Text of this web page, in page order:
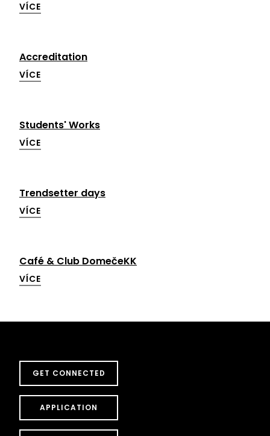
VÍCE
Accreditation
VÍCE
Students' Works
VÍCE
Trendsetter days
VÍCE
Café & Club DomečeKK
VÍCE
GET CONNECTED
APPLICATION